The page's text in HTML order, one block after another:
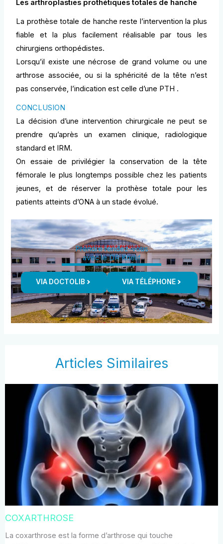
Les arthroplasties prothétiques totales de hanche
La prothèse totale de hanche reste l’intervention la plus
fiable et la plus facilement réalisable par tous les
chirurgiens orthopédistes.
Lorsqu’il existe une nécrose de grand volume ou une
arthrose associée, ou si la sphéricité de la tête n’est
pas conservée, l’indication est celle d’une PTH .
CONCLUSION
La décision d’une intervention chirurgicale ne peut se
prendre qu’après un examen clinique, radiologique
standard et IRM.
On essaie de privilégier la conservation de la tête
fémorale le plus longtemps possible chez les patients
jeunes, et de réserver la prothèse totale pour les
patients atteints d’ONA à un stade évolué.
Prendre rendez-vous
avec le DR Khelif
VIA DOCTOLIB VIA TÉLÉPHONE
Articles Similaires
COXARTHROSE
La coxarthrose est la forme d’arthrose qui touche